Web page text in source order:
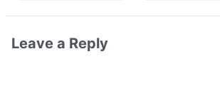
Leave a Reply